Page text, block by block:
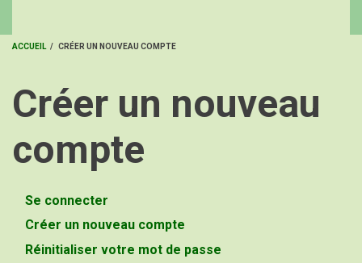
D'ARIANE
ACCUEIL / CRÉER UN NOUVEAU COMPTE
Créer un nouveau
compte
Onglets
principaux
Se connecter
Créer un nouveau compte
actif)
Réinitialiser votre mot de passe